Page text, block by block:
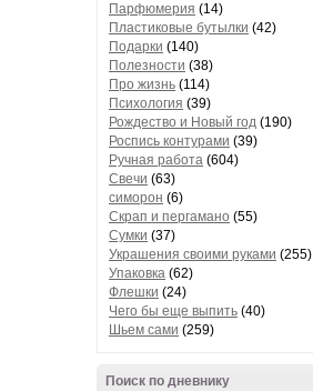
Парфюмерия (14)
Пластиковые бутылки (42)
Подарки (140)
Полезности (38)
Про жизнь (114)
Психология (39)
Рождество и Новый год (190)
Роспись контурами (39)
Ручная работа (604)
Свечи (63)
симорон (6)
Скрап и пергамано (55)
Сумки (37)
Украшения своими руками (255)
Упаковка (62)
Флешки (24)
Чего бы еще выпить (40)
Шьем сами (259)
Поиск по дневнику